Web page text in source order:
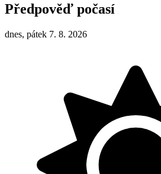
Předpověď počasí
dnes, pátek 7. 8. 2026